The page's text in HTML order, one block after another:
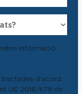
informació
d’acord
UE 2016/679 de